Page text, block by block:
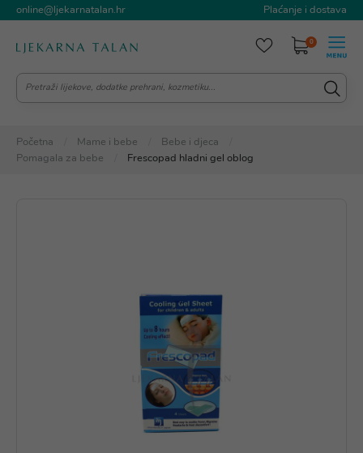
online@ljekarnatalan.hr Plaćanje i dostava
0
Početna Mame i bebe
Bebe i djeca
Pomagala za bebe
Frescopad hladni gel oblog